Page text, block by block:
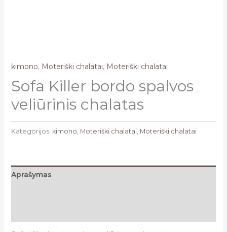
kimono, Moteriški chalatai, Moteriški chalatai
Sofa Killer bordo spalvos
veliūrinis chalatas
Kategorijos: kimono Moteriški chalatai, Moteriški chalatai
Aprašymas